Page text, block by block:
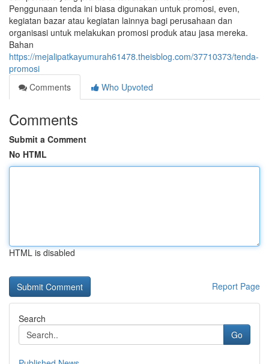
Penggunaan tenda ini biasa digunakan untuk promosi, even,
kegiatan bazar atau kegiatan lainnya bagi perusahaan dan
organisasi untuk melakukan promosi produk atau jasa mereka.
Bahan
https://mejalipatkayumurah61478.theisblog.com/37710373/tenda-
promosi
Comments
Who Upvoted
Comments
Submit a Comment
No HTML
HTML is disabled
Report Page
Search
Go